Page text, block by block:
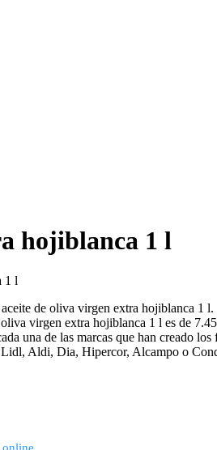
hojiblanca 1 l
1 l
de oliva virgen extra hojiblanca 1 l.
virgen extra hojiblanca 1 l es de
una de las marcas que han creado
Aldi, Dia, Hipercor, Alcampo o